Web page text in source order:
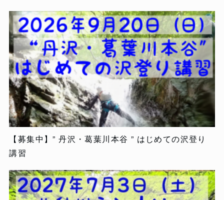
【募集中】” 丹沢・葛葉川本谷 ” はじめての沢登り
講習